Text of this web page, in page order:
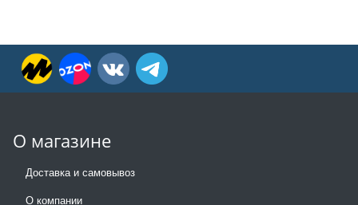
О магазине
Доставка и самовывоз
О компании